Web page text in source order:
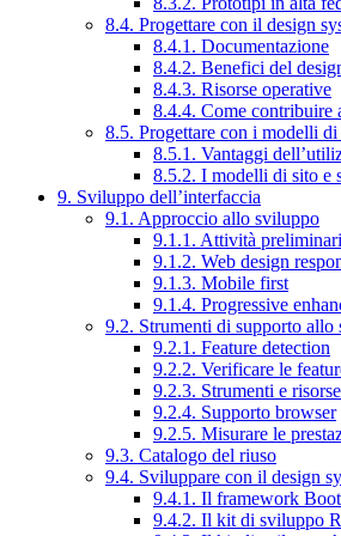
8.4. Progettare con il design
8.4.1. Documentazione
8.4.2. Benefici del
8.4.3. Risorse operative
8.4.4. Come contribuire
8.5. Progettare con i modelli
8.5.1. Vantaggi
8.5.2. I modelli di sito e
9. Sviluppo dell’interfaccia
9.1. Approccio allo sviluppo
9.1.1. Attività preliminari
9.1.2. Web design
9.1.3. Mobile first
9.1.4. Progressive
9.2. Strumenti di supporto
9.2.1. Feature detection
9.2.2. Verificare le
9.2.3. Strumenti e
9.2.4. Supporto browser
9.2.5. Misurare le
9.3. Catalogo del riuso
9.4. Sviluppare con il design
9.4.1. Il framework
9.4.2. Il kit di sviluppo